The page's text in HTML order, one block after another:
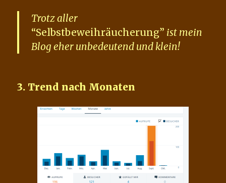
Trotz aller
“Selbstbeweihräucherung” ist mein
Blog eher unbedeutend und klein!
3. Trend nach Monaten